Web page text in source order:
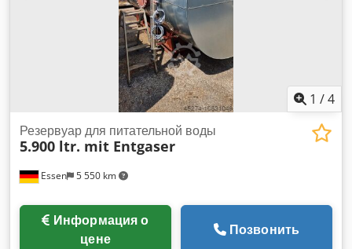
1 /4
Essen 5 550 km
Резервуар для питательной воды
5.900 ltr. mit Entgaser
цене
Позвонить